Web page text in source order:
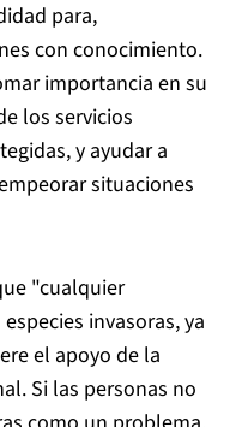
para,
con conocimiento.
importancia en su
los servicios
y ayudar a
situaciones
"cualquier
invasoras, ya
el apoyo de la
Si las personas no